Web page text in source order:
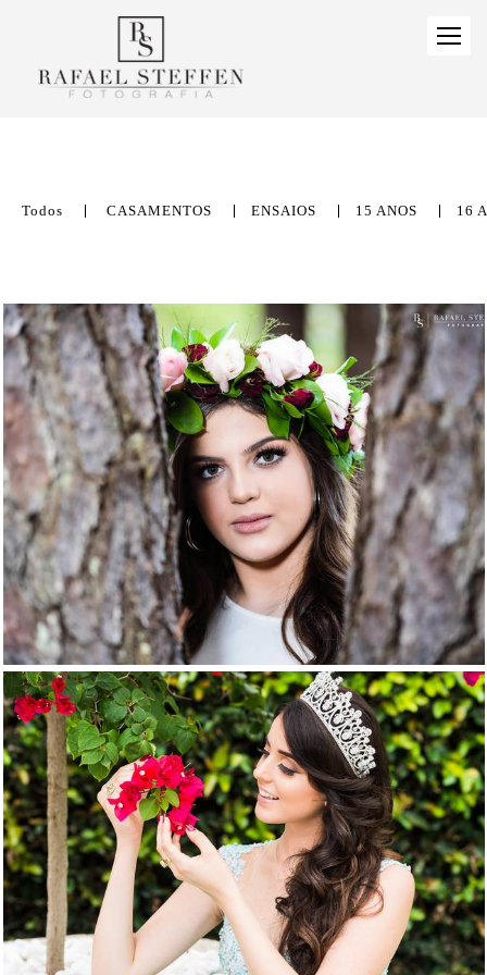
Todos CASAMENTOS ENSAIOS 15 ANOS 16